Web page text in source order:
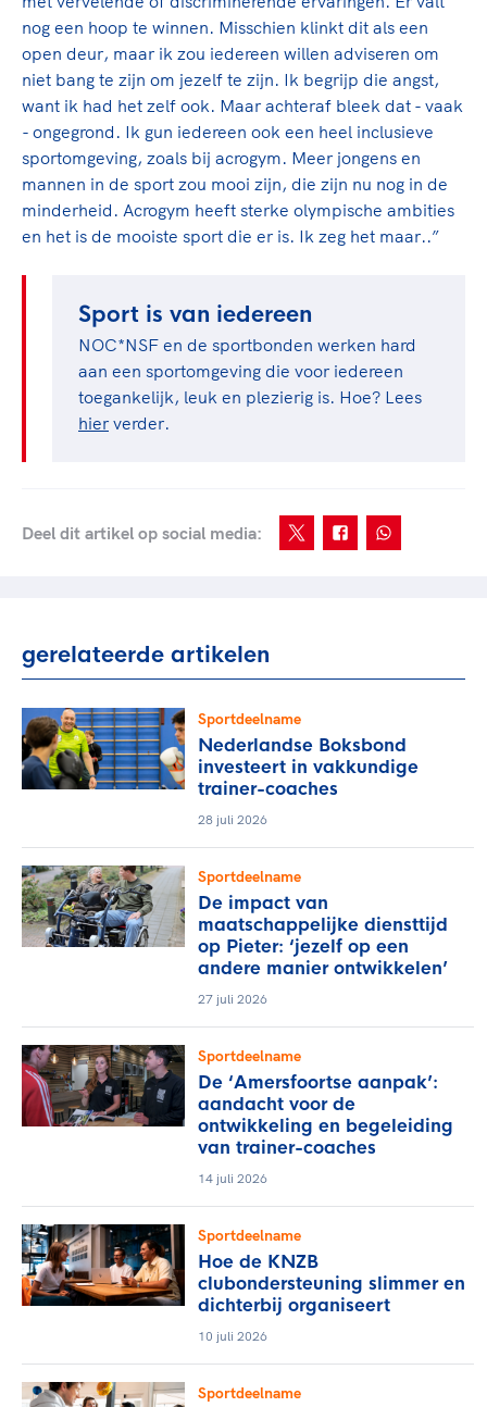
nog een hoop te winnen. Misschien klinkt dit als een
open deur, maar ik zou iedereen willen adviseren om
niet bang te zijn om jezelf te zijn. Ik begrijp die angst,
want ik had het zelf ook. Maar achteraf bleek dat - vaak
- ongegrond. Ik gun iedereen ook een heel inclusieve
sportomgeving, zoals bij acrogym. Meer jongens en
mannen in de sport zou mooi zijn, die zijn nu nog in de
minderheid. Acrogym heeft sterke olympische ambities
en het is de mooiste sport die er is. Ik zeg het maar..”
Sport is van iedereen
NOC*NSF en de sportbonden werken hard
aan een sportomgeving die voor iedereen
toegankelijk, leuk en plezierig is. Hoe? Lees
hier verder.
Deel dit artikel op social media:
gerelateerde artikelen
Sportdeelname
Nederlandse Boksbond
investeert in vakkundige
trainer-coaches
28 juli 2026
Sportdeelname
De impact van
maatschappelijke diensttijd
op Pieter: ‘jezelf op een
andere manier ontwikkelen’
27 juli 2026
Sportdeelname
De ‘Amersfoortse aanpak’:
aandacht voor de
ontwikkeling en begeleiding
van trainer-coaches
14 juli 2026
Sportdeelname
Hoe de KNZB
clubondersteuning slimmer en
dichterbij organiseert
10 juli 2026
Sportdeelname